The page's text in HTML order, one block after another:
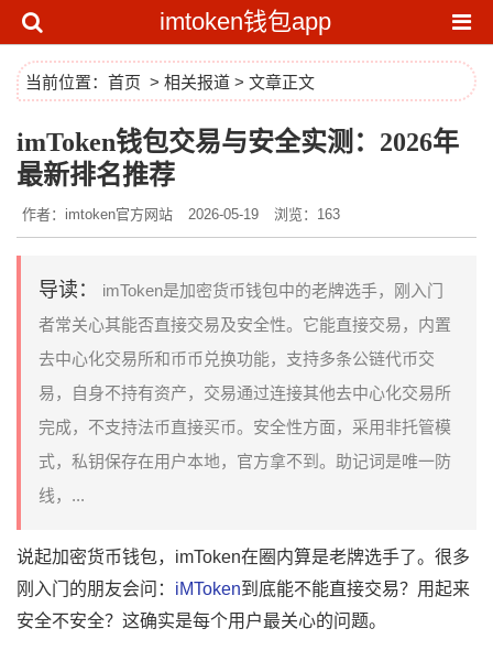
imtoken钱包app
当前位置： 首页 > 相关报道 > 文章正文
imToken钱包交易与安全实测：2026年
最新排名推荐
作者：imtoken官方网站 2026-05-19 浏览：163
导读：
imToken是加密货币钱包中的老牌选手，刚入门
者常关心其能否直接交易及安全性。它能直接交易，内置
去中心化交易所和币币兑换功能，支持多条公链代币交
易，自身不持有资产，交易通过连接其他去中心化交易所
完成，不支持法币直接买币。安全性方面，采用非托管模
式，私钥保存在用户本地，官方拿不到。助记词是唯一防
线，...
说起加密货币钱包， imToken在圈内算是老牌选手了。很多
刚入门的朋友会问： iMToken到底能不能直接交易？用起来
安全不安全？这确实是每个用户最关心的问题。